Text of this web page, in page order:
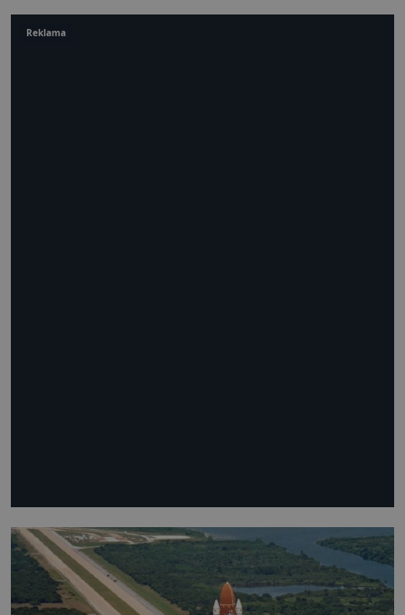
Reklama